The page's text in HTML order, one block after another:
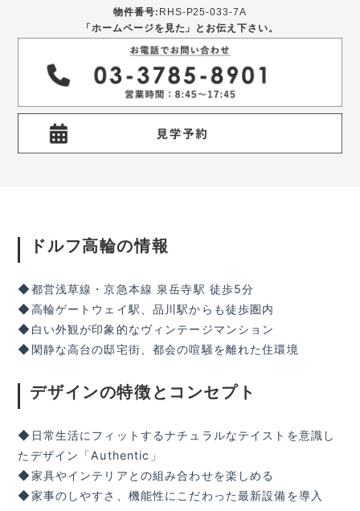
物件番号: RHS-P25-033-7A
「ホームページを見た」とお伝え下さい。
ドルフ高輪の情報
◆都営浅草線・京急本線 泉岳寺駅 徒歩5分
◆高輪ゲートウェイ駅、品川駅からも徒歩圏内
◆白い外観が印象的なヴィンテージマンション
◆閑静な高台の邸宅街、都会の喧騒を離れた住環境
デザインの特徴とコンセプト
◆日常生活にフィットするナチュラルなテイストを意識し
たデザイン「Authentic」
◆家具やインテリアとの組み合わせを楽しめる
◆家事のしやすさ、機能性にこだわった最新設備を導入